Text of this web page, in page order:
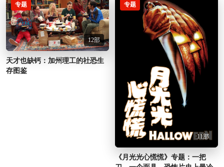
专题
12部
天才也缺钙：加州理工的社恐生
存图鉴
专题
11部
《月光光心慌慌》专题：一把